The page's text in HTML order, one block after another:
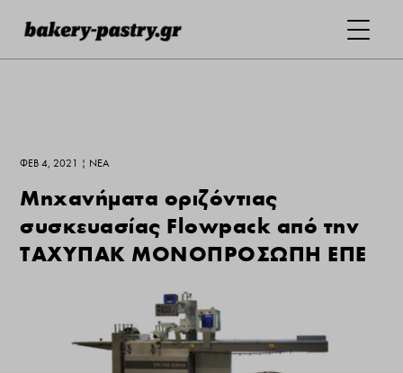
ΦΕΒ 4, 2021 | ΝΕΑ
Μηχανήματα οριζόντιας
συσκευασίας Flowpack από την
ΤΑΧΥΠΑΚ ΜΟΝΟΠΡΟΣΩΠΗ ΕΠΕ